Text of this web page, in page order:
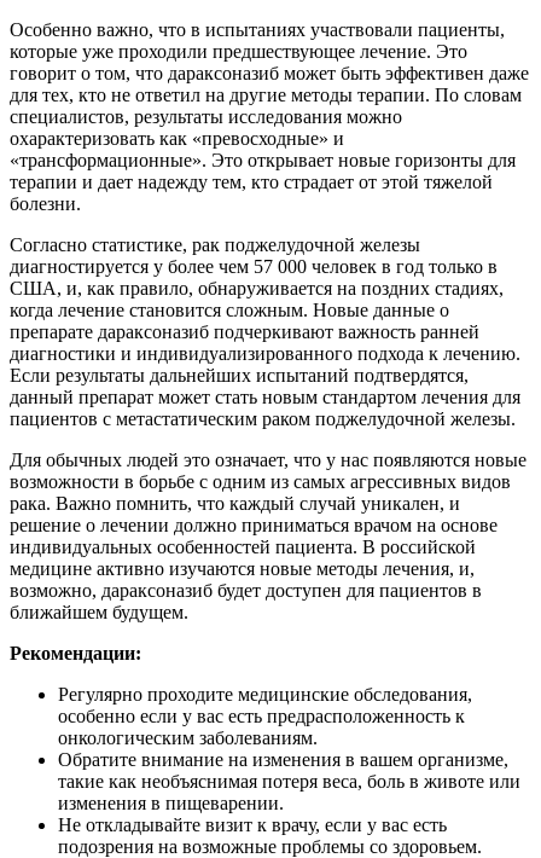
Особенно важно, что в испытаниях участвовали пациенты,
которые уже проходили предшествующее лечение. Это
говорит о том, что дараксоназиб может быть эффективен даже
для тех, кто не ответил на другие методы терапии. По словам
специалистов, результаты исследования можно
охарактеризовать как «превосходные» и
«трансформационные». Это открывает новые горизонты для
терапии и дает надежду тем, кто страдает от этой тяжелой
болезни.
Согласно статистике, рак поджелудочной железы
диагностируется у более чем 57 000 человек в год только в
США, и, как правило, обнаруживается на поздних стадиях,
когда лечение становится сложным. Новые данные о
препарате дараксоназиб подчеркивают важность ранней
диагностики и индивидуализированного подхода к лечению.
Если результаты дальнейших испытаний подтвердятся,
данный препарат может стать новым стандартом лечения для
пациентов с метастатическим раком поджелудочной железы.
Для обычных людей это означает, что у нас появляются новые
возможности в борьбе с одним из самых агрессивных видов
рака. Важно помнить, что каждый случай уникален, и
решение о лечении должно приниматься врачом на основе
индивидуальных особенностей пациента. В российской
медицине активно изучаются новые методы лечения, и,
возможно, дараксоназиб будет доступен для пациентов в
ближайшем будущем.
Рекомендации:
Регулярно проходите медицинские обследования,
особенно если у вас есть предрасположенность к
онкологическим заболеваниям.
Обратите внимание на изменения в вашем организме,
такие как необъяснимая потеря веса, боль в животе или
изменения в пищеварении.
Не откладывайте визит к врачу, если у вас есть
подозрения на возможные проблемы со здоровьем.